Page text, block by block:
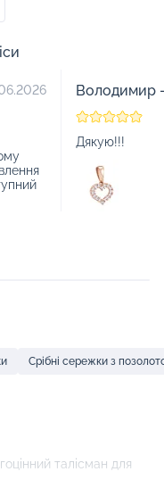
Володимир
Дякую!!!
Срібні сережки з
талісман для